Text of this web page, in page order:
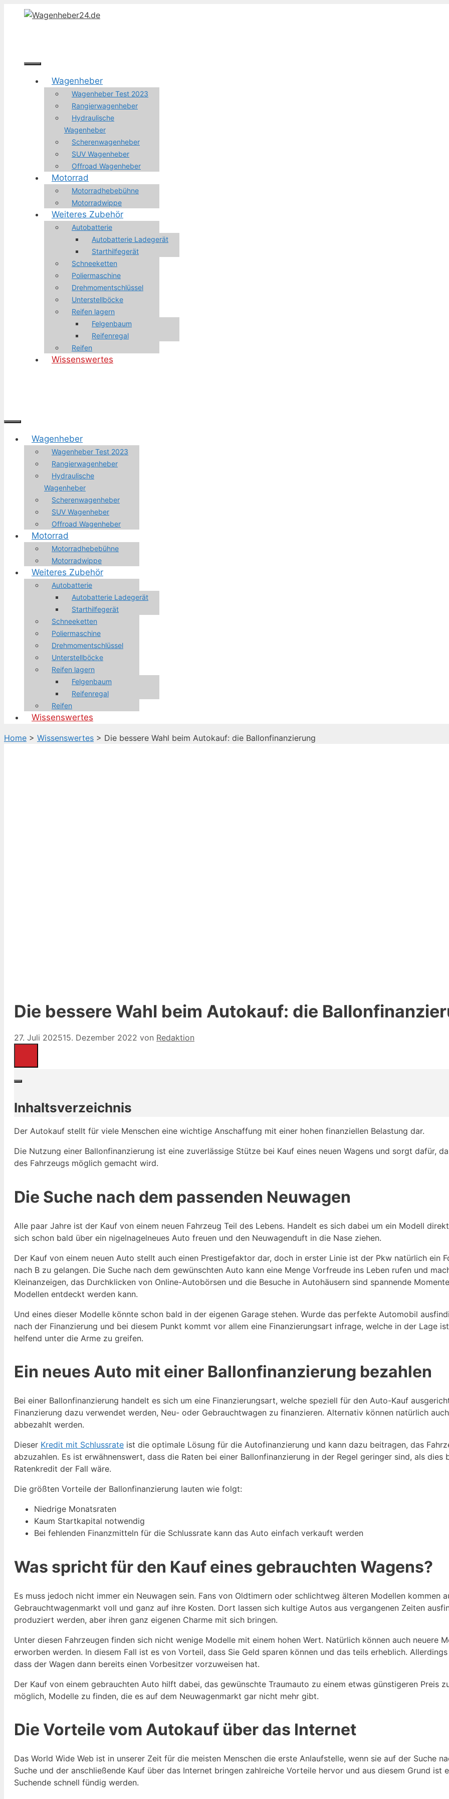
Menü
Wagenheber
Wagenheber Test 2023
Rangierwagenheber
Hydraulische
Wagenheber
Scherenwagenheber
SUV Wagenheber
Offroad Wagenheber
Motorrad
Motorradhebebühne
Motorradwippe
Weiteres Zubehör
Autobatterie
Autobatterie Ladegerät
Starthilfegerät
Schneeketten
Poliermaschine
Drehmomentschlüssel
Unterstellböcke
Reifen lagern
Felgenbaum
Reifenregal
Reifen
Wissenswertes
Menü
Wagenheber
Wagenheber Test 2023
Rangierwagenheber
Hydraulische
Wagenheber
Scherenwagenheber
SUV Wagenheber
Offroad Wagenheber
Motorrad
Motorradhebebühne
Motorradwippe
Weiteres Zubehör
Autobatterie
Autobatterie Ladegerät
Starthilfegerät
Schneeketten
Poliermaschine
Drehmomentschlüssel
Unterstellböcke
Reifen lagern
Felgenbaum
Reifenregal
Reifen
Wissenswertes
Home > Wissenswertes > Die bessere Wahl beim Autokauf: die Ballonfinanzierung
Die bessere Wahl beim Autokauf: die
27. Juli 202515. Dezember 2022 von Redaktion
Inhaltsverzeichnis
Der Autokauf stellt für viele Menschen eine wichtige Anschaffung mit einer hohen finanziellen Belastung dar.
Die Nutzung einer Ballonfinanzierung ist eine zuverlässige Stütze bei Kauf eines neuen Wagens und sorgt dafür,
des Fahrzeugs möglich gemacht wird.
Die Suche nach dem passenden Neuwagen
Alle paar Jahre ist der Kauf von einem neuen Fahrzeug Teil des Lebens. Handelt es sich dabei um ein Modell
sich schon bald über ein nigelnagelneues Auto freuen und den Neuwagenduft in die Nase ziehen.
Der Kauf von einem neuen Auto stellt auch einen Prestigefaktor dar, doch in erster Linie ist der Pkw natürlich ein
nach B zu gelangen. Die Suche nach dem gewünschten Auto kann eine Menge Vorfreude ins Leben rufen und
Kleinanzeigen, das Durchklicken von Online-Autobörsen und die Besuche in Autohäusern sind spannende
Modellen entdeckt werden kann.
Und eines dieser Modelle könnte schon bald in der eigenen Garage stehen. Wurde das perfekte Automobil
nach der Finanzierung und bei diesem Punkt kommt vor allem eine Finanzierungsart infrage, welche in der Lage
helfend unter die Arme zu greifen.
Ein neues Auto mit einer Ballonfinanzierung bezahlen
Bei einer Ballonfinanzierung handelt es sich um eine Finanzierungsart, welche speziell für den Auto-Kauf
Finanzierung dazu verwendet werden, Neu- oder Gebrauchtwagen zu finanzieren. Alternativ können natürlich
abbezahlt werden.
Dieser Kredit mit Schlussrate ist die optimale Lösung für die Autofinanzierung und kann dazu beitragen, das
abzuzahlen. Es ist erwähnenswert, dass die Raten bei einer Ballonfinanzierung in der Regel geringer sind, als dies
Ratenkredit der Fall wäre.
Die größten Vorteile der Ballonfinanzierung lauten wie folgt:
Niedrige Monatsraten
Kaum Startkapital notwendig
Bei fehlenden Finanzmitteln für die Schlussrate kann das Auto einfach verkauft werden
Was spricht für den Kauf eines gebrauchten Wagens?
Es muss jedoch nicht immer ein Neuwagen sein. Fans von Oldtimern oder schlichtweg älteren Modellen kommen
Gebrauchtwagenmarkt voll und ganz auf ihre Kosten. Dort lassen sich kultige Autos aus vergangenen Zeiten
produziert werden, aber ihren ganz eigenen Charme mit sich bringen.
Unter diesen Fahrzeugen finden sich nicht wenige Modelle mit einem hohen Wert. Natürlich können auch neuere
erworben werden. In diesem Fall ist es von Vorteil, dass Sie Geld sparen können und das teils erheblich.
dass der Wagen dann bereits einen Vorbesitzer vorzuweisen hat.
Der Kauf von einem gebrauchten Auto hilft dabei, das gewünschte Traumauto zu einem etwas günstigeren Preis
möglich, Modelle zu finden, die es auf dem Neuwagenmarkt gar nicht mehr gibt.
Die Vorteile vom Autokauf über das Internet
Das World Wide Web ist in unserer Zeit für die meisten Menschen die erste Anlaufstelle, wenn sie auf der Suche
Suche und der anschließende Kauf über das Internet bringen zahlreiche Vorteile hervor und aus diesem Grund ist
Suchende schnell fündig werden.